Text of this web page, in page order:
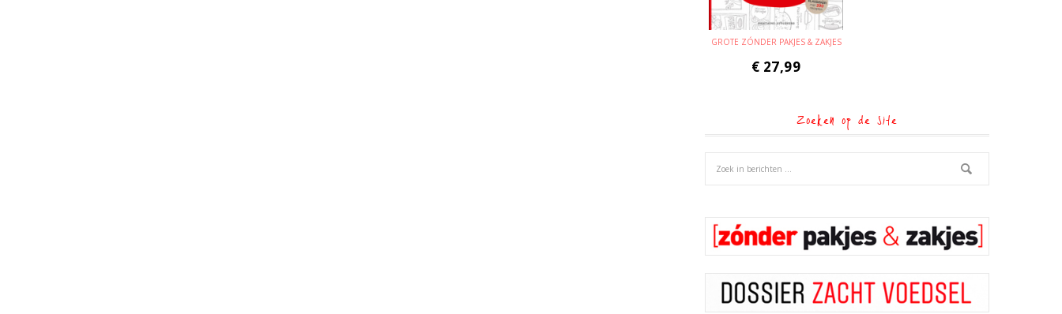
GROTE ZÓNDER PAKJES & ZAKJES
€ 27,99
Zoeken op de site